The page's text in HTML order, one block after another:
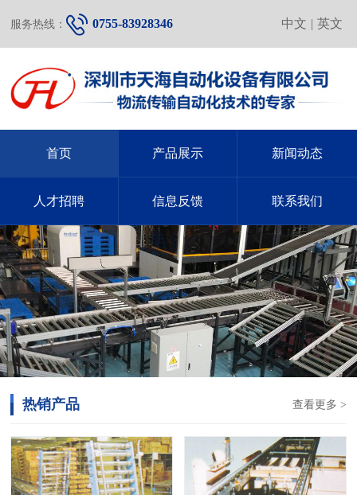
中文 | 英文
服务热线： 0755-83928346
首页 产品展示 新闻动态
人才招聘 信息反馈 联系我们
查看更多 >
热销产品